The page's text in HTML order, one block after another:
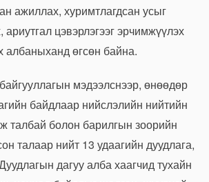
ажиллах, хуримтлагдсан усыг
цэвэрлэгээг эрчимжүүлэх
албаныханд өгсөн байна.
мэдээлснээр, өнөөдөр
байдлаар нийслэлийн нийтийн
талбай болон барилгын зоорийн
талаар нийт 13 удаагийн дуудлага,
дагуу алба хаагчид тухайн